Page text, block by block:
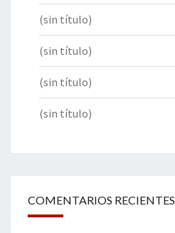
(sin título)
(sin título)
(sin título)
(sin título)
COMENTARIOS RECIENTES